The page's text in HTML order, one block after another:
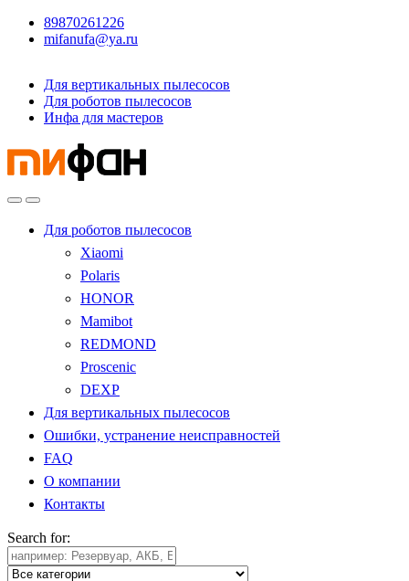
89870261226
mifanufa@ya.ru
Для вертикальных пылесосов
Для роботов пылесосов
Инфа для мастеров
Для роботов пылесосов
Xiaomi
Polaris
HONOR
Mamibot
REDMOND
Proscenic
DEXP
Для вертикальных пылесосов
Ошибки, устранение неисправностей
FAQ
О компании
Контакты
Search for: